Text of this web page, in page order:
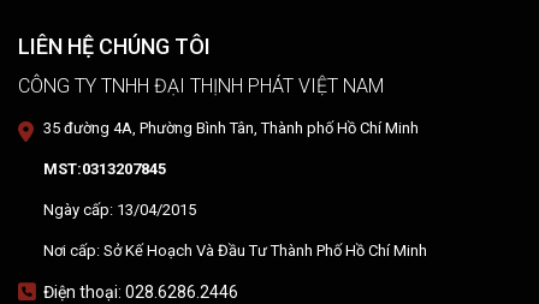
LIÊN HỆ CHÚNG TÔI
CÔNG TY TNHH ĐẠI THỊNH PHÁT VIỆT NAM
35 đường 4A, Phường Bình Tân, Thành phố Hồ Chí Minh
MST:0313207845
Ngày cấp: 13/04/2015
Nơi cấp: Sở Kế Hoạch Và Đầu Tư Thành Phố Hồ Chí Minh
Điện thoại: 028.6286.2446